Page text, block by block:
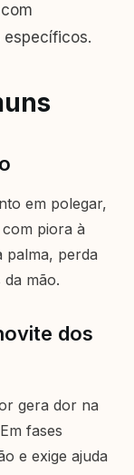
em polegar,
piora à
palma, perda
mão.
dos
gera dor na
fases
e exige ajuda